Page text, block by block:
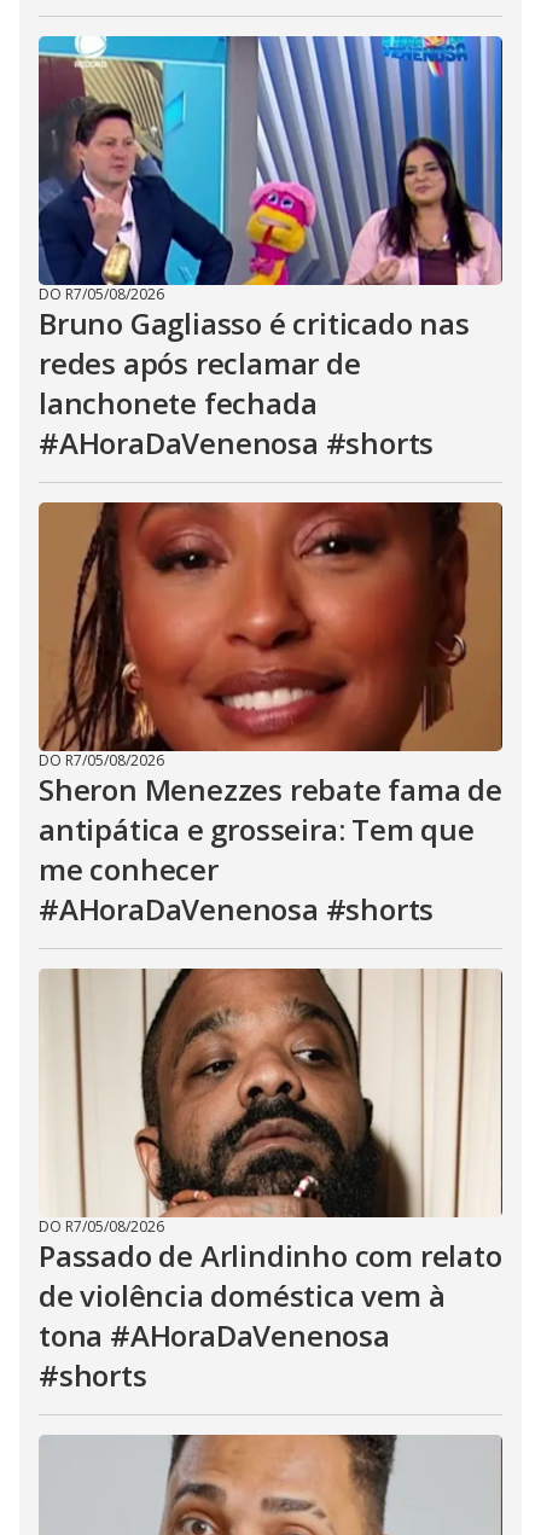
DO R7/05/08/2026
Bruno Gagliasso é criticado nas
redes após reclamar de
lanchonete fechada
#AHoraDaVenenosa #shorts
DO R7/05/08/2026
Sheron Menezzes rebate fama de
antipática e grosseira: Tem que
me conhecer
#AHoraDaVenenosa #shorts
DO R7/05/08/2026
Passado de Arlindinho com relato
de violência doméstica vem à
tona #AHoraDaVenenosa
#shorts